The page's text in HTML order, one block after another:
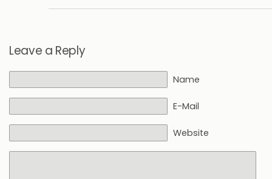
Leave a Reply
Name
E-Mail
Website